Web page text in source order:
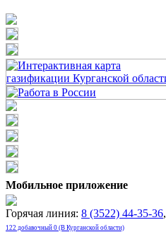
Мобильное приложение
Горячая линия: 8 (3522) 44-35-36,
122 добавочный 0 (В Курганской области)